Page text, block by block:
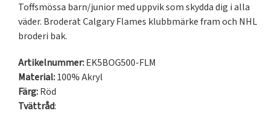
Toffsmössa barn/junior med uppvik som skydda dig i alla
väder. Broderat Calgary Flames klubbmärke fram och NHL
broderi bak.
Artikelnummer:EK5BOG500-FLM
Material:100% Akryl
Färg:Röd
Tvättråd: